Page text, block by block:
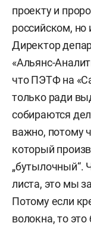
проекту и
российском,
Директор
«Альянс-
что ПЭТФ на
только ради
собираются
важно, потому
который
„бутылочный“.
листа, это мы
Потому если
волокна, то